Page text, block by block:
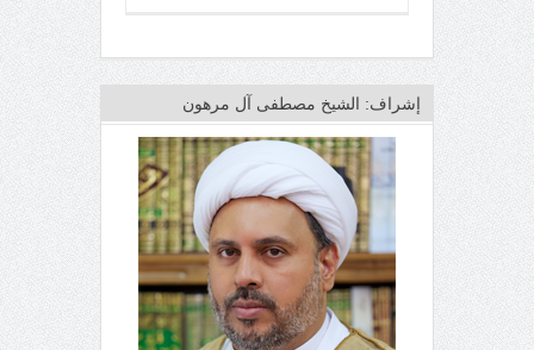
إشراف: الشيخ مصطفى آل مرهون